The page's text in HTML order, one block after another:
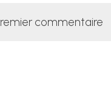
commentaire